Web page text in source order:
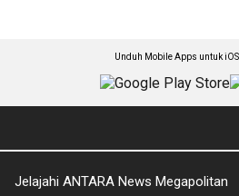
Unduh Mobile Apps untuk
Jelajahi ANTARA News Megapolitan